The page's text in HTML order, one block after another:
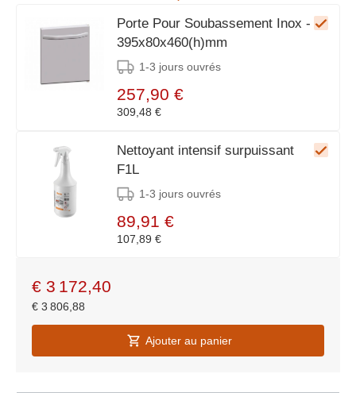
Porte Pour Soubassement Inox -
395x80x460(h)mm
1-3 jours ouvrés
257,90 €
309,48 €
Nettoyant intensif surpuissant
F1L
1-3 jours ouvrés
89,91 €
107,89 €
€ 3 172,40
€ 3 806,88
Ajouter au panier